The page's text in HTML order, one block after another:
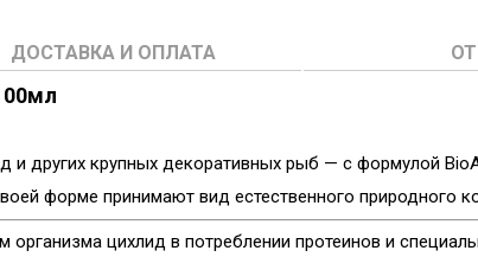
ДОСТАВКА И ОПЛАТА
и других крупных декоративных рыб — с формулой
форме принимают вид естественного природного
организма цихлид в потреблении протеинов и